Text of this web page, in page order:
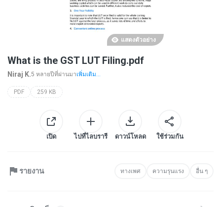
แสดงตัวอย่าง
What is the GST LUT Filing.pdf
Niraj K.5 หลายปีที่ผ่านมาเพิ่มเติม...
PDF 259 KB
เปิด ไปที่ไลบรารี ดาวน์โหลด ใช้ร่วมกัน
รายงาน ทางเพศ ความรุนแรง อื่น ๆ